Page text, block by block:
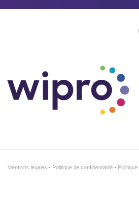
Mentions légales Politique de confidentialité